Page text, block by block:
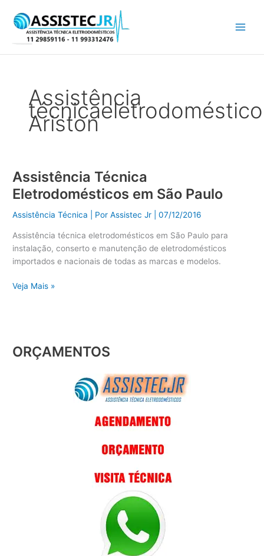
para
conteúdo
Assistência
Ariston
Assistência Técnica
Eletrodomésticos em São Paulo
Assistência Técnica | PorAssistec Jr |07/12/2016
Assistência técnica eletrodomésticos em São Paulo para
instalação, conserto e manutenção de eletrodomésticos
importados e nacionais de todas as marcas e modelos.
Assistência
Técnica
Eletrodomésticos
em
Paulo
Veja Mais »
ORÇAMENTOS